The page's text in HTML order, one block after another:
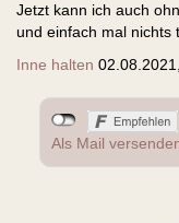
Jetzt kann ich auch
und einfach mal nichts
Inne halten
Als Mail